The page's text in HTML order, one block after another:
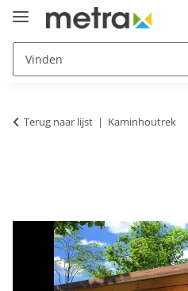
Terug naar lijst Kaminhoutrek